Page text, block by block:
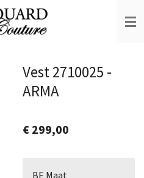
Vest 2710025 -
ARMA
€ 299,00
BE Maat